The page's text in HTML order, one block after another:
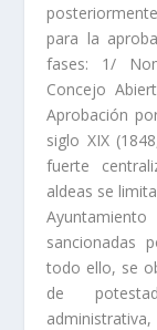
para la
fases: 1/
Concejo
Aprobación
siglo XIX
fuerte
aldeas se
sancionadas
todo ello, se
de